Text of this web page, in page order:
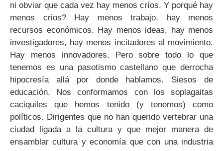
ni obviar que cada vez hay menos críos. Y porqué hay
menos crios? Hay menos trabajo, hay menos
recursos económicos. Hay menos ideas, hay menos
investigadores, hay menos incitadores al movimiento.
Hay menos innovadores. Pero sobre todo lo que
tenemos es una pasotismo castellano que derrocha
hipocresía allá por donde hablamos. Siesos de
educación. Nos conformamos con los soplagaitas
caciquiles que hemos tenido (y tenemos) como
políticos. Dirigentes que no han querido vertebrar una
ciudad ligada a la cultura y que mejor manera de
ensamblar cultura y economía que con una industria